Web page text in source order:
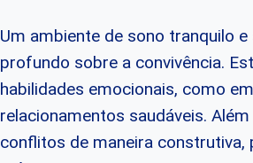
Um ambiente de sono tranquilo
profundo sobre a convivência.
habilidades emocionais, como
relacionamentos saudáveis.
conflitos de maneira